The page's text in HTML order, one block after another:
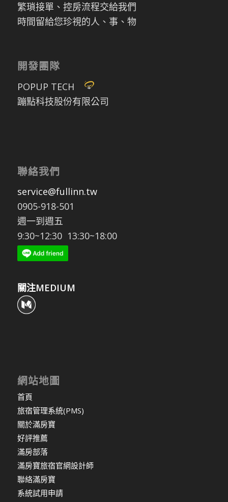
繁瑣接單、控房流程交給我們
時間留給您珍視的人、事、物
開發團隊
POPUP TECH
蹦點科技股份有限公司
聯絡我們
service@fullinn.tw
0905-918-501
週一到週五
9:30~12:30 13:30~18:00
關注MEDIUM
網站地圖
首頁
旅宿管理系統(PMS)
關於滿房寶
好評推薦
滿房部落
滿房寶旅宿官網設計師
聯絡滿房寶
系統試用申請